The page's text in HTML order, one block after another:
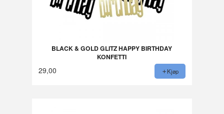
BLACK & GOLD GLITZ HAPPY BIRTHDAY
KONFETTI
29,00 Kjøp